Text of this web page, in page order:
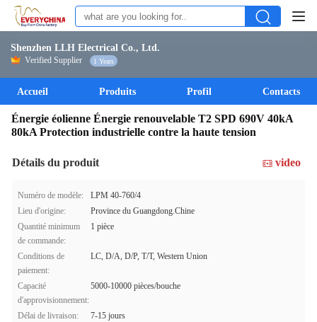
Shenzhen LLH Electrical Co., Ltd.
Verified Supplier 1 Years
Accueil Produits Profil Contacts
Énergie éolienne Énergie renouvelable T2 SPD 690V 40kA
80kA Protection industrielle contre la haute tension
Détails du produit video
Numéro de modèle:
LPM 40-760/4
Lieu d'origine:
Province du Guangdong.Chine
Quantité minimum
de commande:
1 pièce
Conditions de
paiement:
LC, D/A, D/P, T/T, Western Union
Capacité
d'approvisionnement:
5000-10000 pièces/bouche
Délai de livraison:
7-15 jours